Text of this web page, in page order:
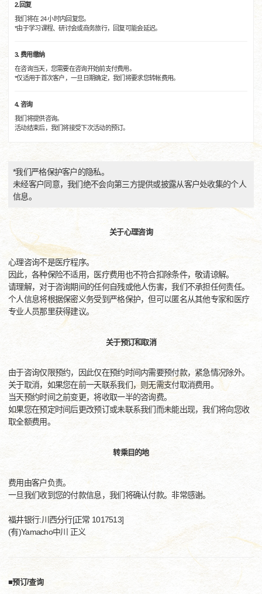
2.回复
我们将在 24 小时内回复您。
*由于学习课程、研讨会或商务旅行，回复可能会延迟。
3. 费用缴纳
在咨询当天，您需要在咨询开始前支付费用。
*仅适用于首次客户，一旦日期确定，我们将要求您转帐费用。
4. 咨询
我们将提供咨询。
活动结束后，我们将接受下次活动的预订。
*我们严格保护客户的隐私。
未经客户同意，我们绝不会向第三方提供或披露从客户处收集的个人
信息。
关于心理咨询
心理咨询不是医疗程序。
因此，各种保险不适用，医疗费用也不符合扣除条件，敬请谅解。
请理解，对于咨询期间的任何自残或他人伤害，我们不承担任何责任。
个人信息将根据保密义务受到严格保护，但可以匿名从其他专家和医疗
专业人员那里获得建议。
关于预订和取消
由于咨询仅限预约，因此仅在预约时间内需要预付款，紧急情况除外。
关于取消，如果您在前一天联系我们，则无需支付取消费用。
当天预约时间之前变更，将收取一半的咨询费。
如果您在预定时间后更改预订或未联系我们而未能出现，我们将向您收
取全额费用。
转乘目的地
费用由客户负责。
一旦我们收到您的付款信息，我们将确认付款。非常感谢。
福井银行:川西分行[正常 1017513]
(有)Yamacho中川 正义
■预订/查询